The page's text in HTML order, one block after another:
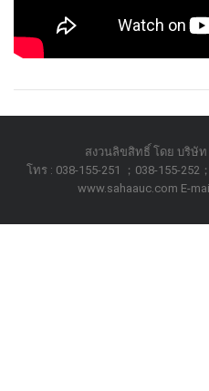
สงวนลิขสิทธิ์ โดย บริษั
โทร : 038-155-251 ；038-155-252
www.sahaauc.com E-